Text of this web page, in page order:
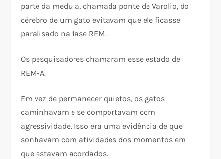
parte da medula, chamada ponte de Varolio, do
cérebro de um gato evitavam que ele ficasse
paralisado na fase REM.
Os pesquisadores chamaram esse estado de
REM-A.
Em vez de permanecer quietos, os gatos
caminhavam e se comportavam com
agressividade. Isso era uma evidência de que
sonhavam com atividades dos momentos em
que estavam acordados.